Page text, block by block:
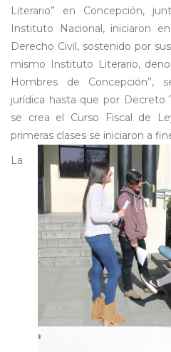
Literario” en Concepción,
Instituto Nacional, iniciaron
Derecho Civil, sostenido por
mismo Instituto Literario,
Hombres de Concepción”,
jurídica hasta que por Decreto
se crea el Curso Fiscal de
primeras clases se iniciaron a
La